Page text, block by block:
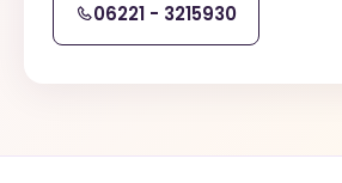
06221 - 3215930